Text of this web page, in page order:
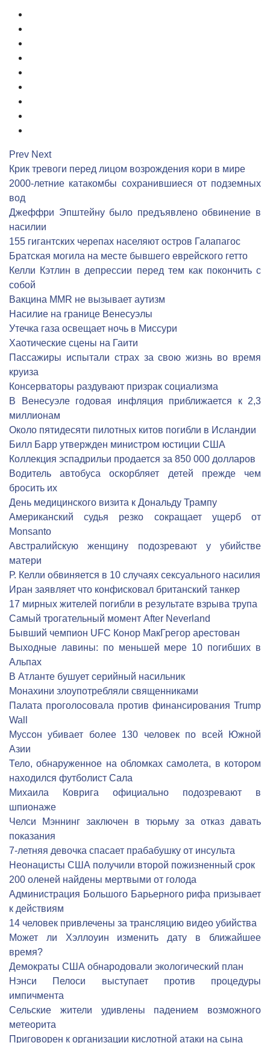
Prev Next
Крик тревоги перед лицом возрождения кори в мире
2000-летние катакомбы сохранившиеся от подземных
вод
Джеффри Эпштейну было предъявлено обвинение в
насилии
155 гигантских черепах населяют остров Галапагос
Братская могила на месте бывшего еврейского гетто
Келли Кэтлин в депрессии перед тем как покончить с
собой
Вакцина MMR не вызывает аутизм
Насилие на границе Венесуэлы
Утечка газа освещает ночь в Миссури
Хаотические сцены на Гаити
Пассажиры испытали страх за свою жизнь во время
круиза
Консерваторы раздувают призрак социализма
В Венесуэле годовая инфляция приближается к 2,3
миллионам
Около пятидесяти пилотных китов погибли в Исландии
Билл Барр утвержден министром юстиции США
Коллекция эспадрильи продается за 850 000 долларов
Водитель автобуса оскорбляет детей прежде чем
бросить их
День медицинского визита к Дональду Трампу
Американский судья резко сокращает ущерб от
Monsanto
Австралийскую женщину подозревают у убийстве
матери
Р. Келли обвиняется в 10 случаях сексуального насилия
Иран заявляет что конфисковал британский танкер
17 мирных жителей погибли в результате взрыва трупа
Самый трогательный момент After Neverland
Бывший чемпион UFC Конор МакГрегор арестован
Выходные лавины: по меньшей мере 10 погибших в
Альпах
В Атланте бушует серийный насильник
Монахини злоупотребляли священниками
Палата проголосовала против финансирования Trump
Wall
Муссон убивает более 130 человек по всей Южной
Азии
Тело, обнаруженное на обломках самолета, в котором
находился футболист Сала
Михаила Коврига официально подозревают в
шпионаже
Челси Мэннинг заключен в тюрьму за отказ давать
показания
7-летняя девочка спасает прабабушку от инсульта
Неонацисты США получили второй пожизненный срок
200 оленей найдены мертвыми от голода
Администрация Большого Барьерного рифа призывает
к действиям
14 человек привлечены за трансляцию видео убийства
Может ли Хэллоуин изменить дату в ближайшее
время?
Демократы США обнародовали экологический план
Нэнси Пелоси выступает против процедуры
импичмента
Сельские жители удивлены падением возможного
метеорита
Приговорен к организации кислотной атаки на сына